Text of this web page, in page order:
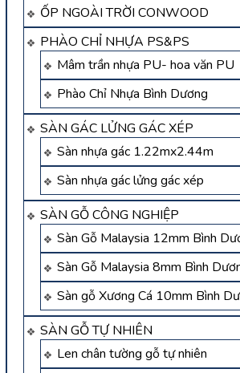
ỐP NGOÀI TRỜI CONWOOD
PHÀO CHỈ NHỰA PS&PS
Mâm trần nhựa PU- hoa văn PU
Phào Chỉ Nhựa Bình Dương
SÀN GÁC LỬNG GÁC XÉP
Sàn nhựa gác 1.22mx2.44m
Sàn nhựa gác lửng gác xép
SÀN GỖ CÔNG NGHIỆP
Sàn Gỗ Malaysia 12mm Bình
Sàn Gỗ Malaysia 8mm Bình
Sàn gỗ Xương Cá 10mm Bình
SÀN GỖ TỰ NHIÊN
Len chân tường gỗ tự nhiên